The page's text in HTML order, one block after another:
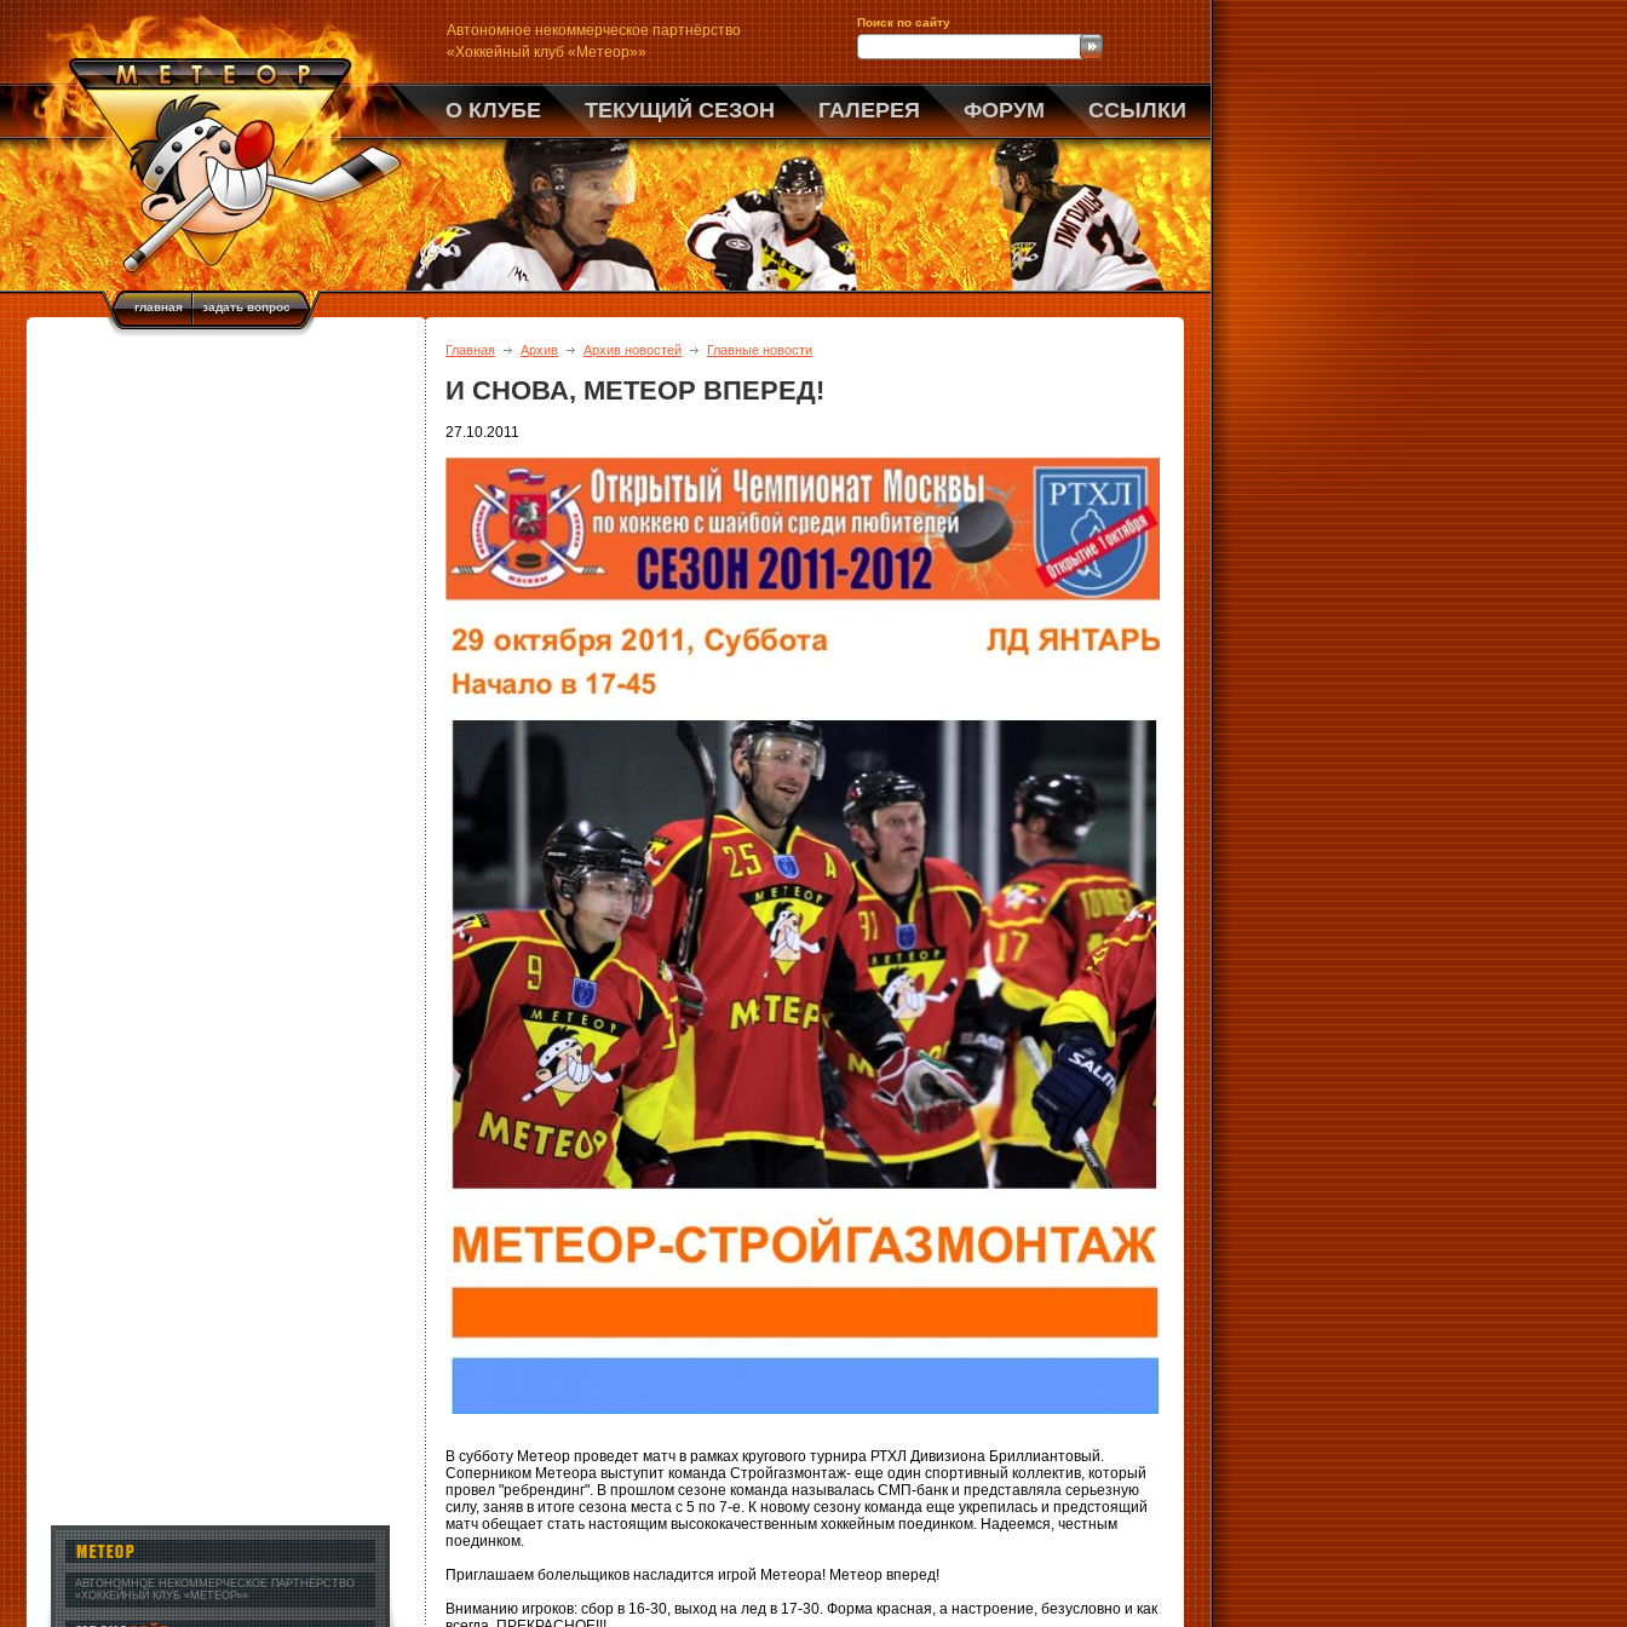
Автономное некоммерческое партнёрство
«Хоккейный клуб «Метеор»»
Поиск по сайту
О КЛУБЕ ТЕКУЩИЙ СЕЗОН ГАЛЕРЕЯ ФОРУМ ССЫЛКИ
главная задать вопрос
Главная Архив Архив новостей Главные новости
И СНОВА, МЕТЕОР ВПЕРЕД!
27.10.2011
В субботу Метеор проведет матч в рамках кругового турнира РТХЛ Дивизиона Бриллиантовый.
Соперником Метеора выступит команда Стройгазмонтаж- еще один спортивный коллектив, который
провел "ребрендинг". В прошлом сезоне команда называлась СМП-банк и представляла серьезную
силу, заняв в итоге сезона места с 5 по 7-е. К новому сезону команда еще укрепилась и предстоящий
матч обещает стать настоящим высококачественным хоккейным поединком. Надеемся, честным
поединком.
Приглашаем болельщиков насладится игрой Метеора! Метеор вперед!
Вниманию игроков: сбор в 16-30, выход на лед в 17-30. Форма красная, а настроение, безусловно и как
АВТОНОМНОЕ НЕКОММЕРЧЕСКОЕ ПАРТНЁРСТВО
«ХОККЕЙНЫЙ КЛУБ «МЕТЕОР»»